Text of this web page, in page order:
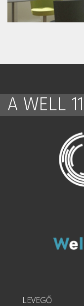
A WELL
LEVEGŐ